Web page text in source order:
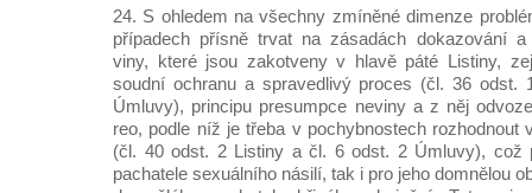
24. S ohledem na všechny zmíněné dimenze
případech přísně trvat na zásadách dokazování a
viny, které jsou zakotveny v hlavě páté Listiny,
soudní ochranu a spravedlivý proces (čl. 36
Úmluvy), principu presumpce neviny a z něj
reo, podle níž je třeba v pochybnostech rozhodnout
(čl. 40 odst. 2 Listiny a čl. 6 odst. 2 Úmluvy), což
pachatele sexuálního násilí, tak i pro jeho domnělou